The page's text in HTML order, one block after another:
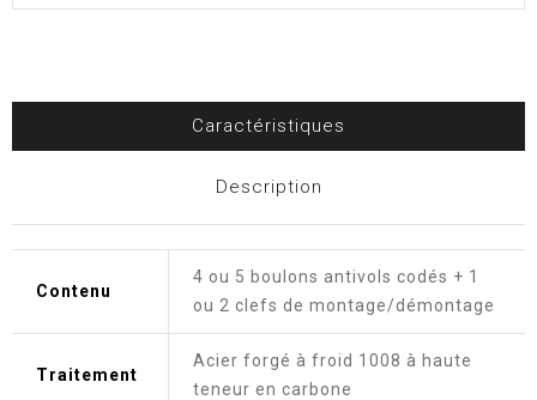
Caractéristiques
Description
Contenu
4 ou 5 boulons antivols codés + 1
ou 2 clefs de montage/démontage
Traitement
Acier forgé à froid 1008 à haute
teneur en carbone